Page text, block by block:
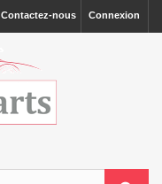
Connexion
Contactez-nous